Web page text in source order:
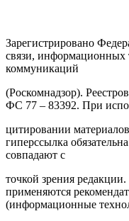
Зарегистрировано
связи, информационных
коммуникаций
(Роскомнадзор).
ФС 77 – 83392. При
цитировании
гиперссылка
совпадают с
точкой зрения
применяются
(информационные